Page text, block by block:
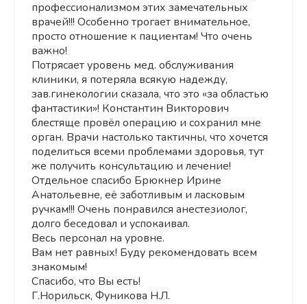
профессионализмом этих замечательных
врачей!!! Особенно трогает внимательное,
просто отношение к пациентам! Что очень
важно!
Потрясает уровень мед. обслуживания
клиники, я потеряла всякую надежду,
зав.гинекологии сказала, что это «за областью
фантастики»! Константин Викторович
блестяще провёл операцию и сохранил мне
орган. Врачи настолько тактичны, что хочется
поделиться всеми проблемами здоровья, тут
же получить консультацию и лечение!
Отдельное спасибо Брюкнер Ирине
Анатольевне, её заботливым и ласковым
ручкам!!! Очень понравился анестезиолог,
долго беседовал и успокаивал.
Весь персонал на уровне.
Вам нет равных! Буду рекомендовать всем
знакомым!
Спасибо, что Вы есть!
Г.Норильск, Фуникова Н.Л.